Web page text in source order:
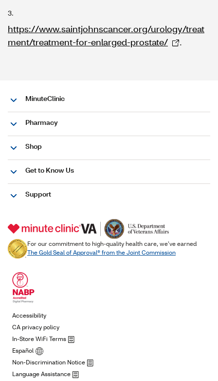
3.
https://www.saintjohnscancer.org/urology/treat
ment/treatment-for-enlarged-prostate/
.